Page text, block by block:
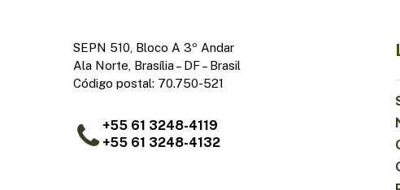
SEPN 510, Bloco A 3º Andar
Ala Norte, Brasília – DF – Brasil
Código postal: 70.750-521
+55 61 3248-4119
+55 61 3248-4132